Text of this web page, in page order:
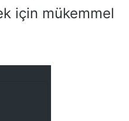
için mükemmel